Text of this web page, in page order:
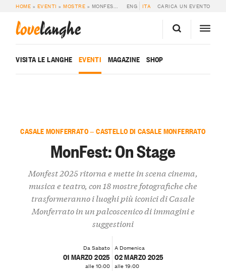
HOME » EVENTI »MOSTRE » MONFEST: ON STAGE ENG ITA CARICA UN EVENTO
lovelanghe
VISITA LE LANGHE EVENTI MAGAZINE SHOP
CASALE MONFERRATO — CASTELLO DI CASALE MONFERRATO
MonFest: On Stage
Monfest 2025 ritorna e mette in scena cinema,
musica e teatro, con 18 mostre fotografiche che
trasformeranno i luoghi più iconici di Casale
Monferrato in un palcoscenico di immagini e
suggestioni
Da Sabato
01 MARZO 2025
alle 10:00
A Domenica
02 MARZO 2025
alle 19:00